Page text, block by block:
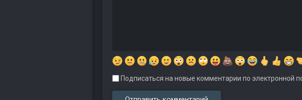
Подписаться на новые комментарии по электронной